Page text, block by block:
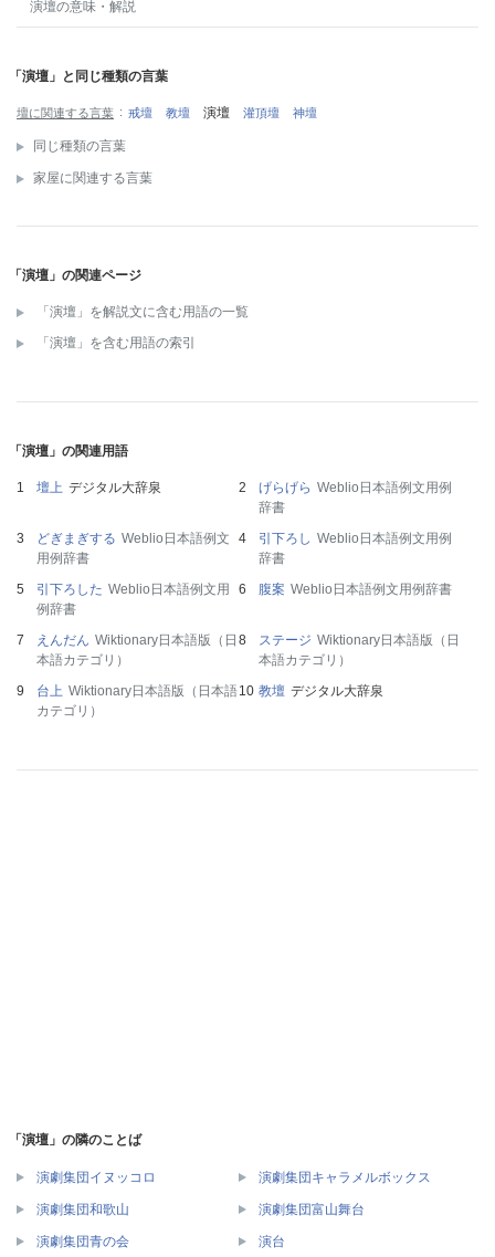
演壇の意味・解説
「演壇」と同じ種類の言葉
壇に関連する言葉 戒壇 教壇 演壇 灌頂壇 神壇
同じ種類の言葉
家屋に関連する言葉
「演壇」の関連ページ
「演壇」を解説文に含む用語の一覧
「演壇」を含む用語の索引
「演壇」の関連用語
壇上 デジタル大辞泉 げらげら Weblio日本語例文用例
辞書
どぎまぎする Weblio日本語例文
用例辞書
引下ろし Weblio日本語例文用例
辞書
引下ろした Weblio日本語例文用
例辞書
腹案 Weblio日本語例文用例辞書
えんだん Wiktionary日本語版（日
本語カテゴリ）
ステージ Wiktionary日本語版（日
本語カテゴリ）
台上 Wiktionary日本語版（日本語
カテゴリ）
教壇 デジタル大辞泉
「演壇」の隣のことば
演劇集団イヌッコロ 演劇集団キャラメルボックス
演劇集団和歌山 演劇集団富山舞台
演劇集団青の会 演台